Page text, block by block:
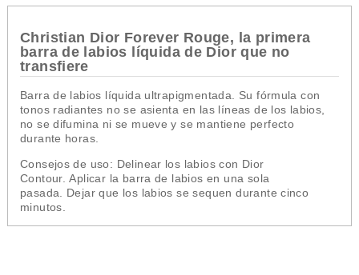
Christian Dior Forever Rouge, la primera
barra de labios líquida de Dior que no
transfiere
Barra de labios líquida ultrapigmentada. Su fórmula con
tonos radiantes no se asienta en las líneas de los labios,
no se difumina ni se mueve y se mantiene perfecto
durante horas.
Consejos de uso: Delinear los labios con Dior
Contour. Aplicar la barra de labios en una sola
pasada. Dejar que los labios se sequen durante cinco
minutos.